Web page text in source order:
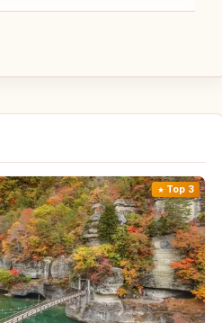
Top 3